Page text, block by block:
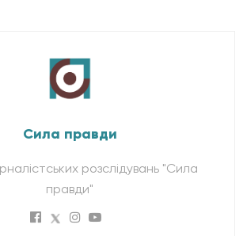
Сила правди
розслідувань "Сила
правди"